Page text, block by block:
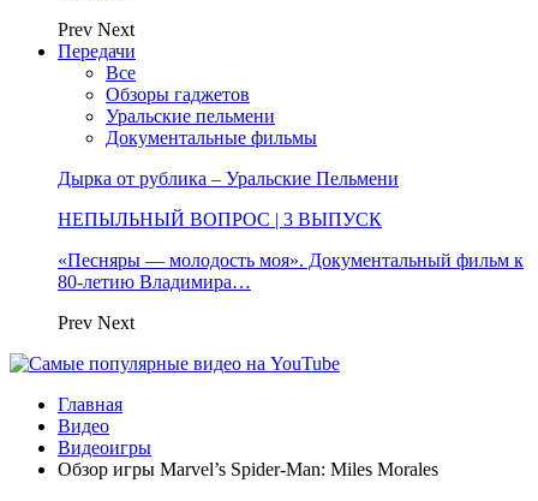
Prev Next
Передачи
Все
Обзоры гаджетов
Уральские пельмени
Документальные фильмы
Дырка от рублика – Уральские Пельмени
НЕПЫЛЬНЫЙ ВОПРОС | 3 ВЫПУСК
«Песняры — молодость моя». Документальный фильм к
80-летию Владимира…
Prev Next
Главная
Видео
Видеоигры
Обзор игры Marvel’s Spider-Man: Miles Morales